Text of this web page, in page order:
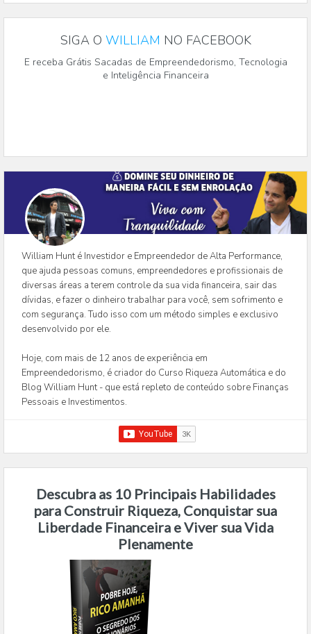
SIGA O WILLIAM NO FACEBOOK
E receba Grátis Sacadas de Empreendedorismo, Tecnologia
e Inteligência Financeira
William Hunt é Investidor e Empreendedor de Alta Performance,
que ajuda pessoas comuns, empreendedores e profissionais de
diversas áreas a terem controle da sua vida financeira, sair das
dívidas, e fazer o dinheiro trabalhar para você, sem sofrimento e
com segurança. Tudo isso com um método simples e exclusivo
desenvolvido por ele.
Hoje, com mais de 12 anos de experiência em
Empreendedorismo, é criador do Curso Riqueza Automática e do
Blog William Hunt - que está repleto de conteúdo sobre Finanças
Pessoais e Investimentos.
Descubra as 10 Principais Habilidades
para Construir Riqueza, Conquistar sua
Liberdade Financeira e Viver sua Vida
Plenamente